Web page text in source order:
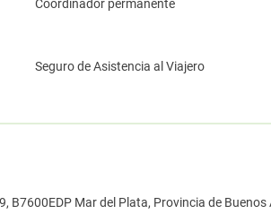
Coordinador permanente
Seguro de Asistencia al Viajero
B7600EDP Mar del Plata, Provincia de Buenos